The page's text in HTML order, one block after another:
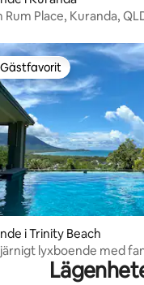
Rum Place, Kuranda,
betyg, 127
gästfavorit
Gästfavorit
i Trinity Beach
lyxboende med